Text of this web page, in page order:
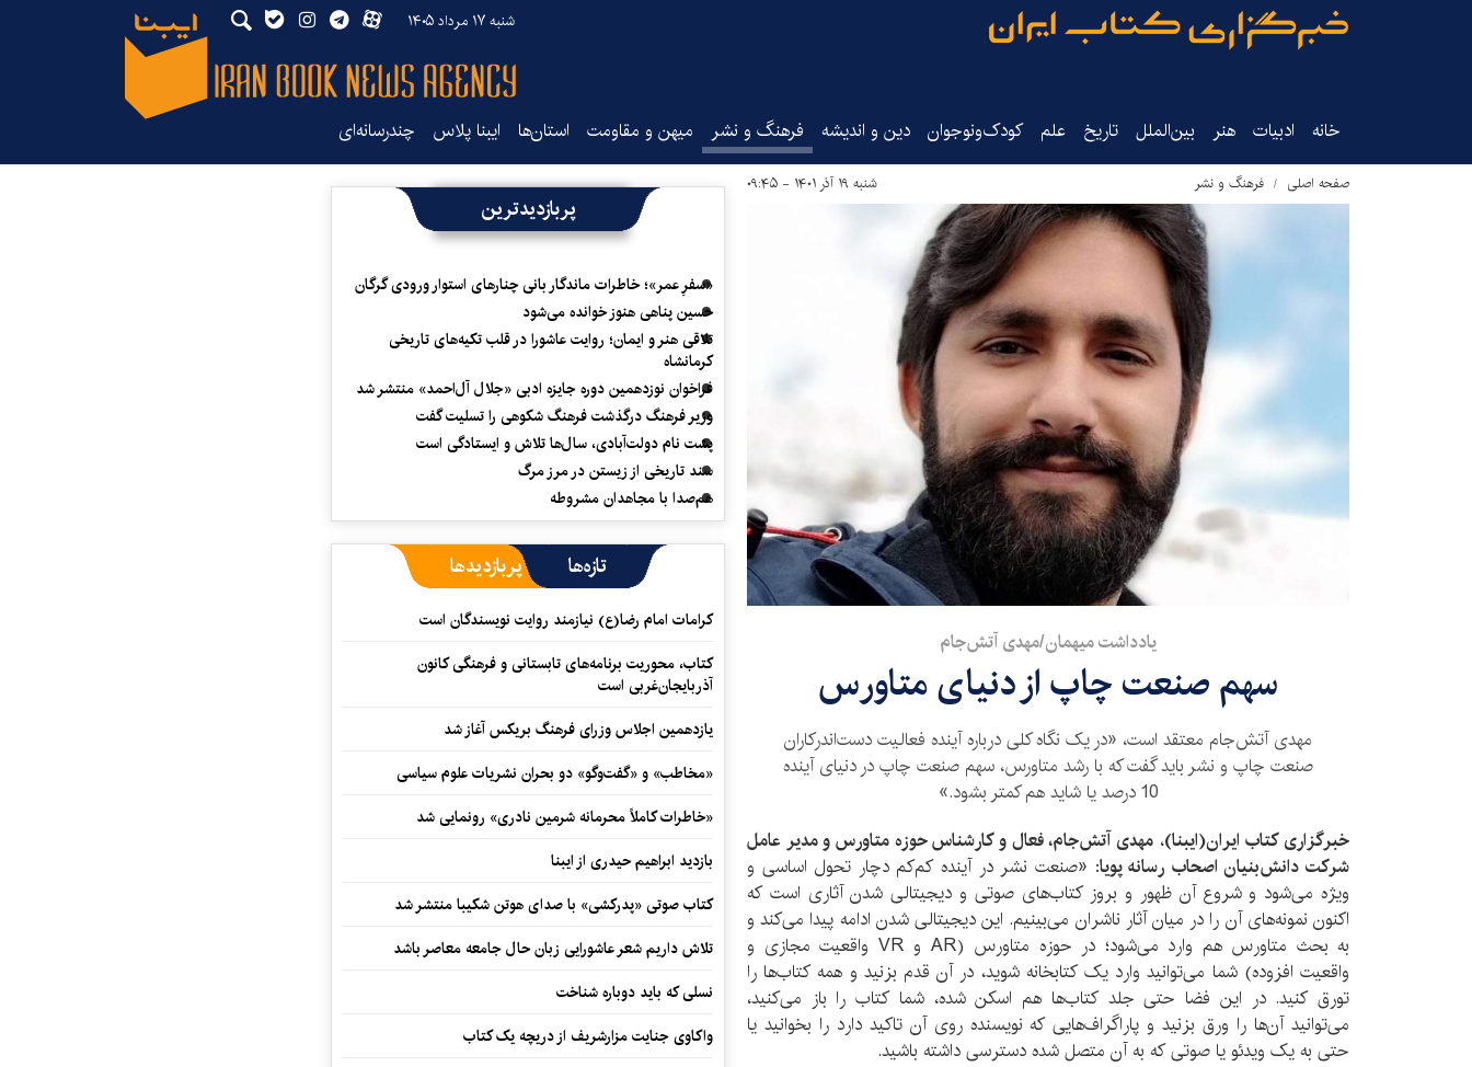
شنبه ۱۷ مرداد ۱۴۰۵
خانه ادبیات هنر بین‌الملل تاریخ‌ علم کودک‌ونوجوان دین و اندیشه فرهنگ و نشر میهن و مقاومت استان‌ها ایبنا پلاس چندرسانه‌ای
صفحه اصلی فرهنگ و نشر شنبه ۱۹ آذر ۱۴۰۱ - ۰۹:۴۵
یادداشت میهمان/مهدی آتش‌جام
سهم صنعت چاپ از دنیای متاورس
مهدی آتش‌جام معتقد است، «در یک نگاه کلی درباره آینده فعالیت دست‌اندرکاران
صنعت چاپ و نشر باید گفت که با رشد متاورس، سهم صنعت چاپ در دنیای آینده
10 درصد یا شاید هم کمتر بشود.»
خبرگزاری کتاب ایران‌(ایبنا)، مهدی آتش‌جام، فعال و کارشناس حوزه متاورس و مدیر عامل
شرکت دانش‌بنیان اصحاب رسانه پویا: «صنعت نشر در آینده کم‌کم دچار تحول اساسی و
ویژه می‌شود و شروع آن ظهور و بروز کتاب‌های صوتی و دیجیتالی شدن آثاری است که
اکنون نمونه‌های آن را در میان آثار ناشران می‌بینیم. این دیجیتالی شدن ادامه پیدا می‌کند و
به بحث متاورس هم وارد می‌شود؛ در حوزه متاورس (AR و VR واقعیت مجازی و
واقعیت افزوده) شما می‌توانید وارد یک کتابخانه ‌شوید، در آن قدم ‌بزنید و همه کتاب‌ها را
تورق کنید. در این فضا حتی جلد کتاب‌ها هم اسکن شده، شما کتاب را باز می‌کنید،
می‌توانید آن‌ها را ورق بزنید و پاراگراف‌هایی که نویسنده روی آن تاکید دارد را بخوانید یا
حتی به یک ویدئو یا صوتی که به آن متصل شده دسترسی داشته باشید.
پربازدیدترین
«سفرِ عمر»؛ خاطرات ماندگار بانی چنارهای استوار ورودی گرگان
حسین پناهی هنوز خوانده می‌شود
تلاقی هنر و ایمان؛ روایت عاشورا در قلب تکیه‌های تاریخی
کرمانشاه
فراخوان نوزدهمین دوره جایزه ادبی «جلال آل‌احمد» منتشر شد
وزیر فرهنگ درگذشت فرهنگ شکوهی را تسلیت گفت
پشت نام دولت‌آبادی، سال‌ها تلاش و ایستادگی است
سند تاریخی از زیستن در مرز مرگ
هم‌صدا با مجاهدان مشروطه
تازه‌ها پربازدیدها
کرامات امام رضا(ع) نیازمند روایت نویسندگان است
کتاب، محوریت برنامه‌های تابستانی و فرهنگی کانون
آذربایجان‌غربی است
یازدهمین اجلاس وزرای فرهنگ بریکس آغاز شد
«مخاطب» و «گفت‌وگو» دو بحران نشریات علوم سیاسی
«خاطرات کاملاً محرمانه شرمین نادری» رونمایی شد
بازدید ابراهیم حیدری از ایبنا
کتاب صوتی «پدرکشی» با صدای هوتن شکیبا منتشر شد
تلاش داریم شعر عاشورایی زبان حال جامعه معاصر باشد
نسلی که باید دوباره شناخت
واکاوی جنایت مزارشریف از دریچه یک کتاب